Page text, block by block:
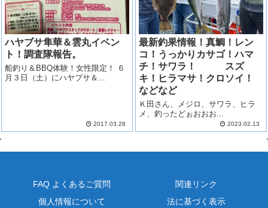
ハヤブサ隼華＆雲丸イベン
ト！調査隊報告。
船釣り＆BBQ体験！女性限定！ ６
月３日（土）にハヤブサ＆...
2017.03.28
最新釣果情報！真鯛！レン
コ！うっかりカサゴ！ハマ
チ！サワラ！ スズ
キ！ヒラマサ！クロソイ！
などなど
Ｋ田さん、メジロ、サワラ、ヒラ
メ、釣ったどぉおおお...
2023.02.13
FAQ よくあるご質問
関連リンク
個人情報について
法に基づく表示